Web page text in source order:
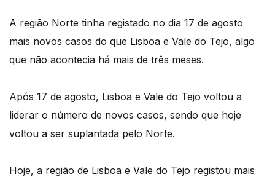
A região Norte tinha registado no dia 17 de agosto
mais novos casos do que Lisboa e Vale do Tejo, algo
que não acontecia há mais de três meses.
Após 17 de agosto, Lisboa e Vale do Tejo voltou a
liderar o número de novos casos, sendo que hoje
voltou a ser suplantada pelo Norte.
Hoje, a região de Lisboa e Vale do Tejo registou mais